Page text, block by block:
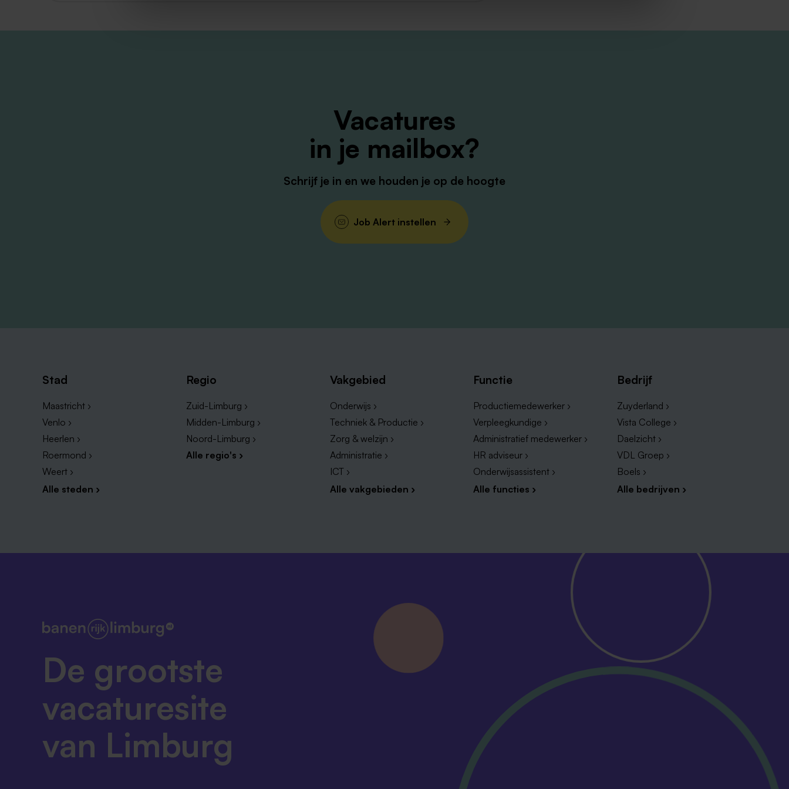
Vacatures
in je mailbox?
Schrijf je in en we houden je op de hoogte
Job Alert instellen
Stad
Maastricht ›
Venlo ›
Heerlen ›
Roermond ›
Weert ›
Alle steden ›
Regio
Zuid-Limburg ›
Midden-Limburg ›
Noord-Limburg ›
Alle regio's ›
Vakgebied
Onderwijs ›
Techniek & Productie ›
Zorg & welzijn ›
Administratie ›
ICT ›
Alle vakgebieden ›
Functie
Productiemedewerker ›
Verpleegkundige ›
Administratief medewerker ›
HR adviseur ›
Onderwijsassistent ›
Alle functies ›
Bedrijf
Zuyderland ›
Vista College ›
Daelzicht ›
VDL Groep ›
Boels ›
Alle bedrijven ›
De grootste
vacaturesite
van Limburg